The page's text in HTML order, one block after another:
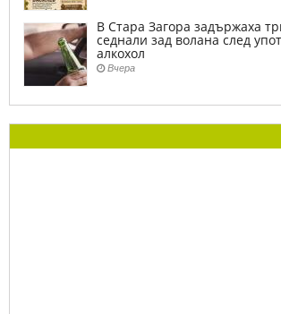
В Стара Загора задържаха
седнали зад волана след
алкохол
Вчера